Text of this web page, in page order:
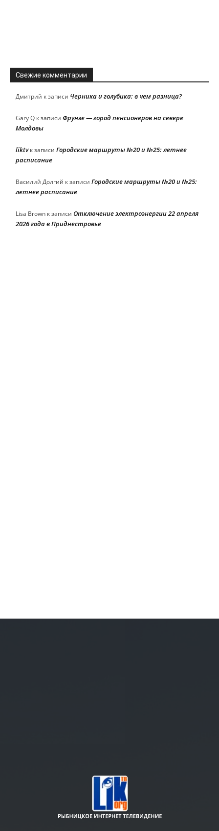
Свежие комментарии
Дмитрий к записи Черника и голубика: в чем разница?
Gary Q к записи Фрунзе — город пенсионеров на севере
Молдовы
liktvк записи Городские маршруты №20 и №25: летнее
расписание
Василий Долгий к записи Городские маршруты №20 и №25:
летнее расписание
Lisa Brown к записи Отключение электроэнергии 22 апреля
2026 года в Приднестровье